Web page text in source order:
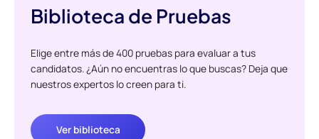
Biblioteca de Pruebas
Elige entre más de 400 pruebas para evaluar a tus
candidatos. ¿Aún no encuentras lo que buscas? Deja que
nuestros expertos lo creen para ti.
Ver biblioteca